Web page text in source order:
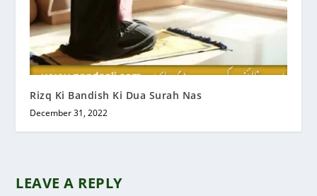
Rizq Ki Bandish Ki Dua Surah Nas
December 31, 2022
LEAVE A REPLY